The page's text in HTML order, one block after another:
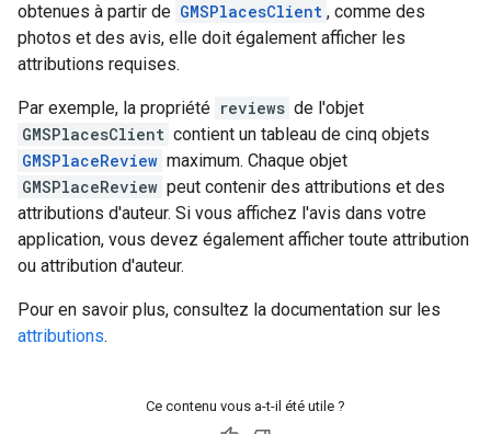
obtenues à partir de GMSPlacesClient , comme des
photos et des avis, elle doit également afficher les
attributions requises.
Par exemple, la propriété reviews de l'objet
GMSPlacesClient contient un tableau de cinq objets
GMSPlaceReview maximum. Chaque objet
GMSPlaceReview peut contenir des attributions et des
attributions d'auteur. Si vous affichez l'avis dans votre
application, vous devez également afficher toute attribution
ou attribution d'auteur.
Pour en savoir plus, consultez la documentation sur les
attributions.
Ce contenu vous a-t-il été utile ?